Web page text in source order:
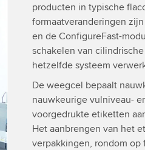
producten in typische
formaatveranderingen
en de ConfigureFast-
schakelen van
hetzelfde systeem
De weegcel bepaalt
nauwkeurige vulniveau-
voorgedrukte etiketten
Het aanbrengen van het
verpakkingen, rondom